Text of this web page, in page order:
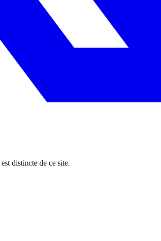
est distincte de ce site.